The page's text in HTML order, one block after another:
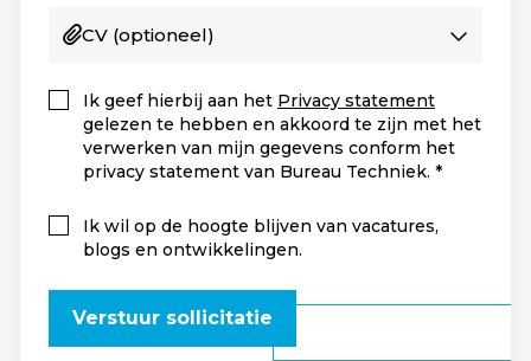
CV (optioneel)
Ik geef hierbij aan het Privacy statement
gelezen te hebben en akkoord te zijn met het
verwerken van mijn gegevens conform het
privacy statement van Bureau Techniek.
Ik wil op de hoogte blijven van vacatures,
blogs en ontwikkelingen.
Verstuur sollicitatie